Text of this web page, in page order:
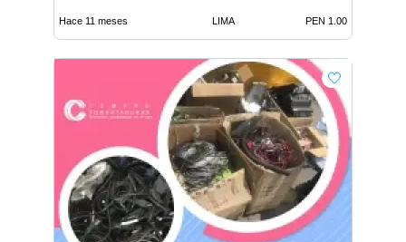
Hace 11 meses LIMA PEN 1.00